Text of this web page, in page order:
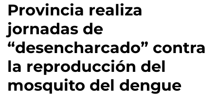
Provincia realiza
jornadas de
“desencharcado” contra
la reproducción del
mosquito del dengue